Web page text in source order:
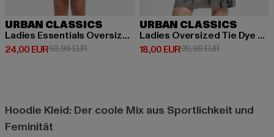
URBAN CLASSICS
Ladies Essentials Oversized Terry
24,00 EUR
Derzeitiger Preis: 24,00 EUR
59,99 EURAktionspreis: 59,99 EUR
URBAN CLASSICS
Ladies Oversized Tie Dye Hoody
18,00 EUR
Derzeitiger Preis: 18,00 EUR
39,99 EURAktionspreis:
Hoodie Kleid: Der coole Mix aus Sportlichkeit und
Feminität